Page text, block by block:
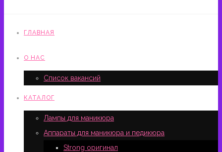
ГЛАВНАЯ
О НАС
Список вакансий
КАТАЛОГ
Лампы для маникюра
Аппараты для маникюра и педикюра
Strong оригинал